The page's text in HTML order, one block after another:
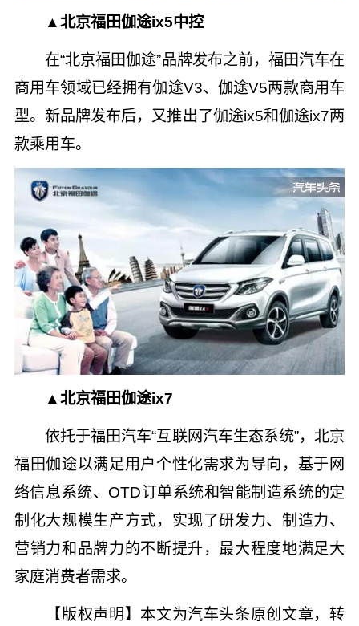
▲北京福田伽途ix5中控
在“北京福田伽途”品牌发布之前，福田汽车在
商用车领域已经拥有伽途V3、伽途V5两款商用车
型。新品牌发布后，又推出了伽途ix5和伽途ix7两
款乘用车。
▲北京福田伽途ix7
依托于福田汽车“互联网汽车生态系统”，北京
福田伽途以满足用户个性化需求为导向，基于网
络信息系统、OTD订单系统和智能制造系统的定
制化大规模生产方式，实现了研发力、制造力、
营销力和品牌力的不断提升，最大程度地满足大
家庭消费者需求。
【版权声明】本文为汽车头条原创文章，转